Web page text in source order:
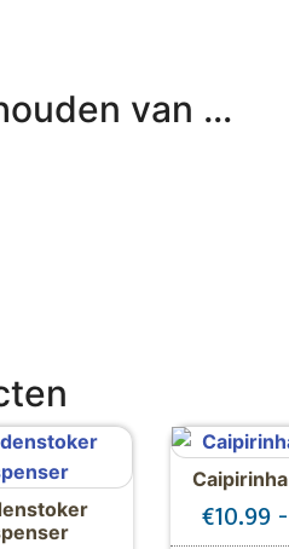
van …
€10.99 -